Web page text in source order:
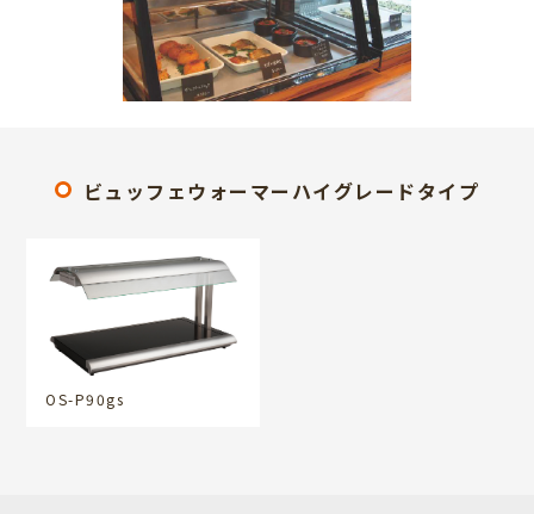
ビュッフェウォーマーハイグレードタイプ
OS-P90gs